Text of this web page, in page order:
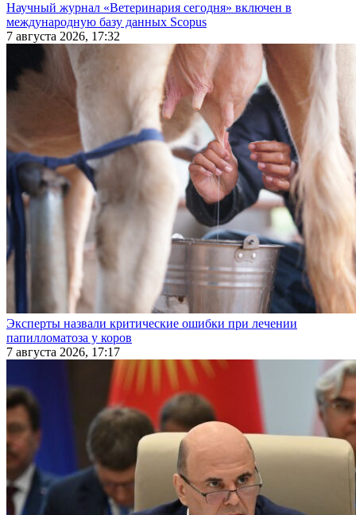
Научный журнал «Ветеринария сегодня» включен в
международную базу данных Scopus
7 августа 2026, 17:32
Эксперты назвали критические ошибки при лечении
папилломатоза у коров
7 августа 2026, 17:17